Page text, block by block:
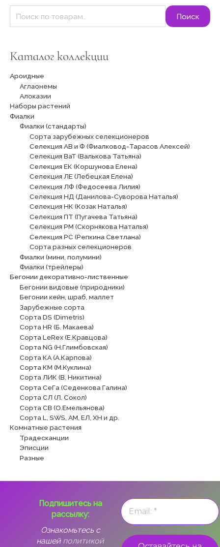
Поиск
Каталог коллекции
Ароидные
Аглаонемы
Алоказии
Наборы растений
Фиалки
Фиалки (стандарты)
Сорта зарубежных селекционеров
Селекция АВ и Ф (Фиалковод-Тарасов Алексей)
Селекция ВаТ (Валькова Татьяна)
Селекция ЕК (Коршунова Елена)
Селекция ЛЕ (Лебецкая Елена)
Селекция ЛФ (Федосеева Лилия)
Селекция НД (Данилова-Суворова Наталья)
Селекция НК (Козак Наталья)
Селекция ПТ (Пугачева Татьяна)
Селекция РМ (Скорнякова Наталья)
Селекция РС (Репкина Светлана)
Сорта разных селекционеров
Фиалки (мини, полумини)
Фиалки (трейлеры)
Бегонии декоративно-лиственные
Бегонии видовые (природники)
Бегонии кейн, шраб, маллет
Зарубежные сорта
Сорта DS (Dimetris)
Сорта HR (Б. Макаева)
Сорта LeRex (Е.Кравцова)
Сорта NG (Н.Глимбовская)
Сорта КА (А.Карпова)
Сорта КМ (М.Куклина)
Сорта ЛИК (В. Никитина)
Сорта СеГа (Седенкова Галина)
Сорта СЛ (Л. Сокол)
Сорта СВ (О.Емельянова)
Сорта L, SWS, АМ, ЕЛ, ХН и др.
Комнатные растения
Традесканции
Эписции
Разные
Подпишитесь на
рассылку:
Ознакомьтесь с
нашей политикой